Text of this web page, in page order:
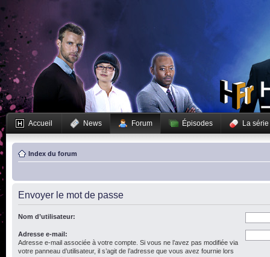
Accueil News Forum Épisodes La série
Index du forum
Envoyer le mot de passe
Nom d’utilisateur:
Adresse e-mail:
Adresse e-mail associée à votre compte. Si vous ne l’avez pas modifiée via
votre panneau d’utilisateur, il s’agit de l’adresse que vous avez fournie lors